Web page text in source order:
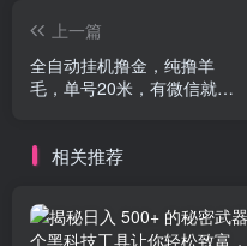
上一篇
全自动挂机撸金，纯撸羊
毛，单号20米，有微信就
相关推荐